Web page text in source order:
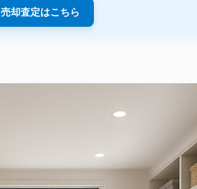
売却査定はこちら